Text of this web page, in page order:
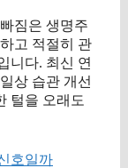
짐은 생명주
고 적절히 관
니다. 최신 연
상 습관 개선
털을 오래도
호일까